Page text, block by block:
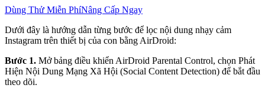
Dùng Thử Miễn PhíNâng Cấp Ngay
Dưới đây là hướng dẫn từng bước để lọc nội dung nhạy cảm
Instagram trên thiết bị của con bằng AirDroid:
Bước 1. Mở bảng điều khiển AirDroid Parental Control, chọn Phát
Hiện Nội Dung Mạng Xã Hội (Social Content Detection) để bắt đầu
theo dõi.